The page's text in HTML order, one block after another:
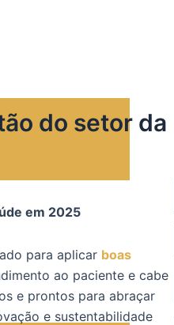
do setor da
em 2025
para aplicar boas
ao paciente e cabe
e prontos para abraçar
e sustentabilidade